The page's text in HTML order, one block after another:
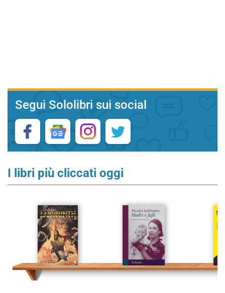
Segui Sololibri sui social
I libri più cliccati oggi